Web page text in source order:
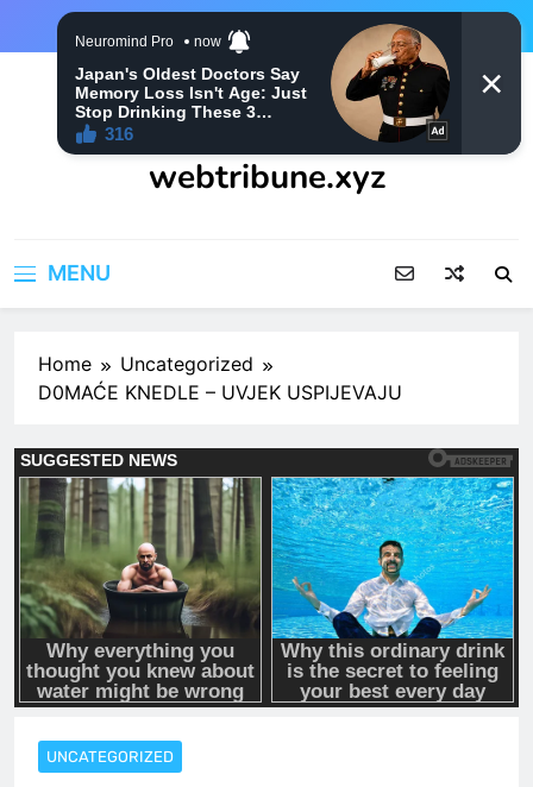
webtribune.xyz
MENU
Home
Uncategorized
D0MAĆE KNEDLE – UVJEK USPIJEVAJU
UNCATEGORIZED